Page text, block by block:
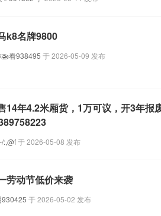
k8名牌9800
🚁看938495 于2026-05-09 发布
14年4.2米厢货，1万可议，开3年报
:,@f于2026-05-08 发布
劳动节低价来袭
930425 于2026-05-02 发布